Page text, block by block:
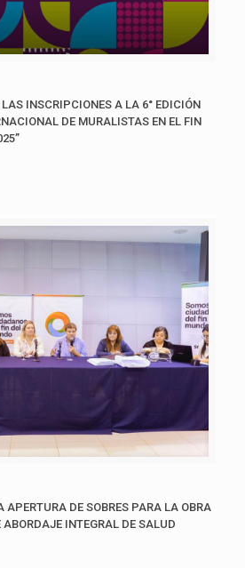
INSCRIPCIONES A LA 6° EDICIÓN
DE MURALISTAS EN EL FIN
APERTURA DE SOBRES PARA LA OBRA
ABORDAJE INTEGRAL DE SALUD